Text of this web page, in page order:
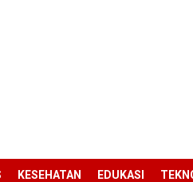
KESEHATAN EDUKASI